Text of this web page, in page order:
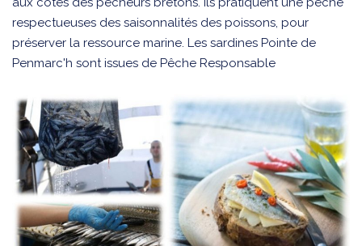
respectueuses des saisonnalités des poissons, pour
préserver la ressource marine. Les sardines Pointe de
Penmarc'h sont issues de Pêche Responsable